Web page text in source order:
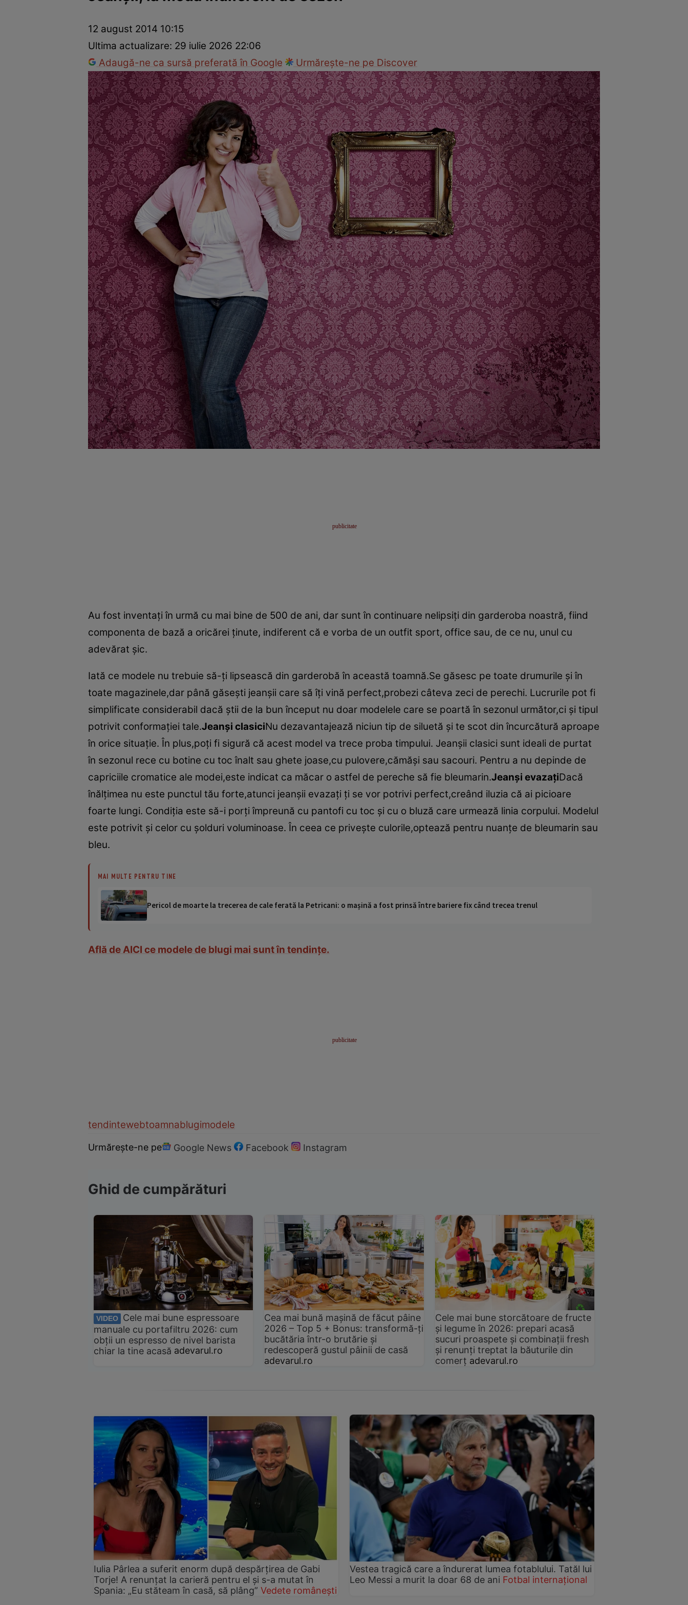
Dragoste și SexEvenimente
12 august 2014 10:15
Ultima actualizare: 29 iulie 2026 22:06
Adaugă-ne ca sursă preferată în Google
Urmărește-ne pe Discover
Au fost inventaţi în urmă cu mai bine de 500 de ani, dar sunt în continuare nelipsiţi din garderoba noastră, fiind
componenta de bază a oricărei ţinute, indiferent că e vorba de un outfit sport, office sau, de ce nu, unul cu
adevărat şic.
Iată ce modele nu trebuie să-ţi lipsească din garderobă în această toamnă.Se găsesc pe toate drumurile şi în
toate magazinele,dar până găseşti jeanşii care să îţi vină perfect,probezi câteva zeci de perechi. Lucrurile pot fi
simplificate considerabil dacă ştii de la bun început nu doar modelele care se poartă în sezonul următor,ci şi tipul
potrivit conformaţiei tale.Jeanşi clasiciNu dezavantajează niciun tip de siluetă şi te scot din încurcătură aproape
în orice situaţie. În plus,poţi fi sigură că acest model va trece proba timpului. Jeanşii clasici sunt ideali de purtat
în sezonul rece cu botine cu toc înalt sau ghete joase,cu pulovere,cămăşi sau sacouri. Pentru a nu depinde de
capriciile cromatice ale modei,este indicat ca măcar o astfel de pereche să fie bleumarin.Jeanşi evazaţiDacă
înălţimea nu este punctul tău forte,atunci jeanşii evazaţi ţi se vor potrivi perfect,creând iluzia că ai picioare
foarte lungi. Condiţia este să-i porţi împreună cu pantofi cu toc şi cu o bluză care urmează linia corpului. Modelul
este potrivit şi celor cu şolduri voluminoase. În ceea ce priveşte culorile,optează pentru nuanţe de bleumarin sau
bleu.
MAI MULTE PENTRU TINE
Pericol de moarte la trecerea de cale ferată la Petricani: o mașină a fost prinsă între bariere fix când trecea trenul
Află de AICI ce modele de blugi mai sunt în tendinţe.
tendintewebtoamnablugimodele
Urmărește-ne pe Google News Facebook Instagram
Ghid de cumpărături
VIDEO
Cele mai bune espressoare
manuale cu portafiltru 2026: cum
obții un espresso de nivel barista
chiar la tine acasă adevarul.ro
Cea mai bună mașină de făcut pâine
2026 – Top 5 + Bonus: transformă-ți
bucătăria într-o brutărie și
redescoperă gustul pâinii de casă
adevarul.ro
Cele mai bune storcătoare de fructe
și legume în 2026: prepari acasă
sucuri proaspete și combinații fresh
și renunți treptat la băuturile din
comerț adevarul.ro
Iulia Pârlea a suferit enorm după despărțirea de Gabi
Torje! A renunțat la carieră pentru el și s-a mutat în
Spania: „Eu stăteam în casă, să plâng” Vedete românești
Vestea tragică care a îndurerat lumea fotablului. Tatăl lui
Leo Messi a murit la doar 68 de ani Fotbal internațional